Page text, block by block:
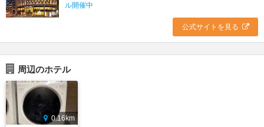
ル開催中
公式サイトを見る
周辺のホテル
0.16km